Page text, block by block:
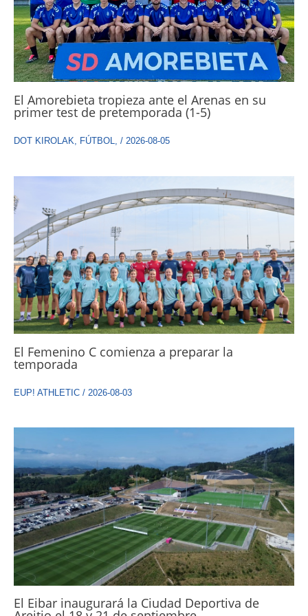
El Amorebieta tropieza ante el Arenas en su
primer test de pretemporada (1-5)
DOT KIROLAK, FÚTBOL, / 2026-08-05
El Femenino C comienza a preparar la
temporada
EUP! ATHLETIC / 2026-08-03
El Eibar inaugurará la Ciudad Deportiva de